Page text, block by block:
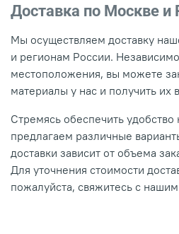
Доставка по Москве и
Мы осуществляем доставку
и регионам России.
местоположения, вы можете
материалы у нас и получить их
Стремясь обеспечить
предлагаем различные
доставки зависит от объема
Для уточнения стоимости
пожалуйста, свяжитесь с